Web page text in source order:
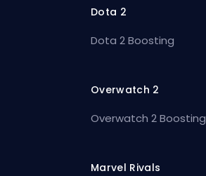
Dota 2
Dota 2 Boosting
Overwatch 2
Overwatch 2 Boosting
Marvel Rivals